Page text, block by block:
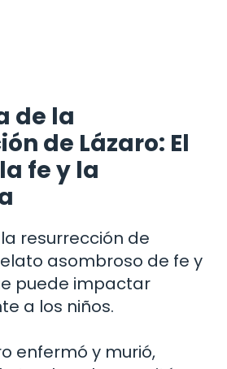
de la
de Lázaro: El
fe y la
resurrección de
asombroso de fe y
puede impactar
a los niños.
enfermó y murió,